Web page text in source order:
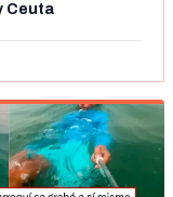
Ceuta